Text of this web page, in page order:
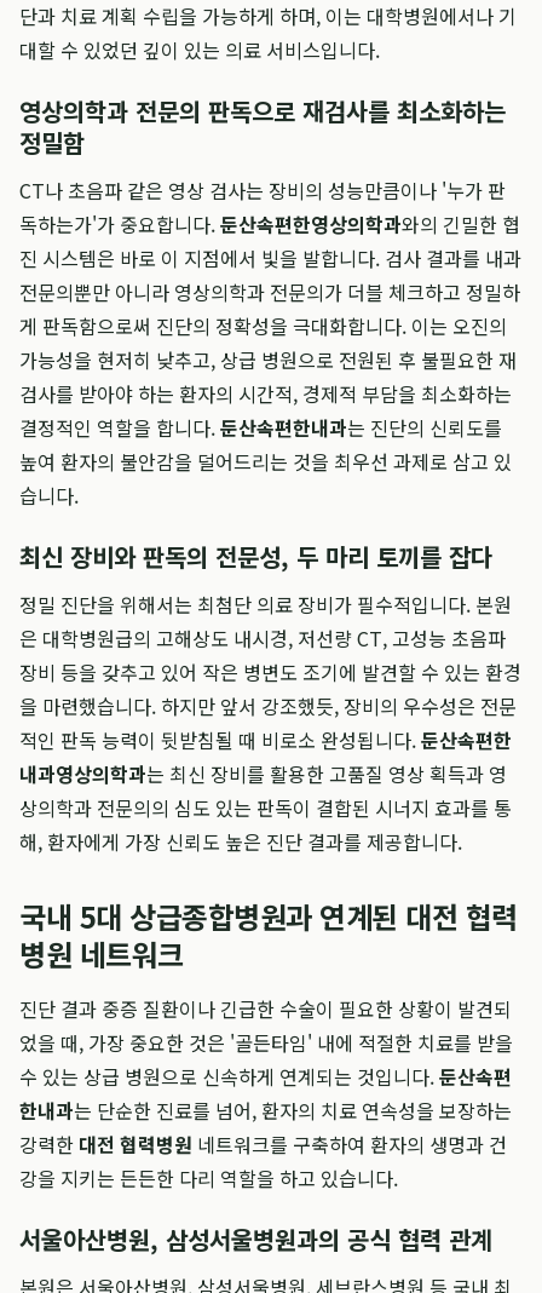
단과 치료 계획 수립을 가능하게 하며, 이는 대학병원에서나 기
대할 수 있었던 깊이 있는 의료 서비스입니다.
영상의학과 전문의 판독으로 재검사를 최소화하는
정밀함
CT나 초음파 같은 영상 검사는 장비의 성능만큼이나 '누가 판
독하는가'가 중요합니다.둔산속편한영상의학과와의 긴밀한 협
진 시스템은 바로 이 지점에서 빛을 발합니다. 검사 결과를 내과
전문의뿐만 아니라 영상의학과 전문의가 더블 체크하고 정밀하
게 판독함으로써 진단의 정확성을 극대화합니다. 이는 오진의
가능성을 현저히 낮추고, 상급 병원으로 전원된 후 불필요한 재
검사를 받아야 하는 환자의 시간적, 경제적 부담을 최소화하는
결정적인 역할을 합니다.둔산속편한내과는 진단의 신뢰도를
높여 환자의 불안감을 덜어드리는 것을 최우선 과제로 삼고 있
습니다.
최신 장비와 판독의 전문성, 두 마리 토끼를 잡다
정밀 진단을 위해서는 최첨단 의료 장비가 필수적입니다. 본원
은 대학병원급의 고해상도 내시경, 저선량 CT, 고성능 초음파
장비 등을 갖추고 있어 작은 병변도 조기에 발견할 수 있는 환경
을 마련했습니다. 하지만 앞서 강조했듯, 장비의 우수성은 전문
적인 판독 능력이 뒷받침될 때 비로소 완성됩니다.둔산속편한
내과영상의학과는 최신 장비를 활용한 고품질 영상 획득과 영
상의학과 전문의의 심도 있는 판독이 결합된 시너지 효과를 통
해, 환자에게 가장 신뢰도 높은 진단 결과를 제공합니다.
국내 5대 상급종합병원과 연계된 대전 협력
병원 네트워크
진단 결과 중증 질환이나 긴급한 수술이 필요한 상황이 발견되
었을 때, 가장 중요한 것은 '골든타임' 내에 적절한 치료를 받을
수 있는 상급 병원으로 신속하게 연계되는 것입니다.둔산속편
한내과는 단순한 진료를 넘어, 환자의 치료 연속성을 보장하는
강력한 대전 협력병원 네트워크를 구축하여 환자의 생명과 건
강을 지키는 든든한 다리 역할을 하고 있습니다.
서울아산병원, 삼성서울병원과의 공식 협력 관계
본원은 서울아산병원, 삼성서울병원, 세브란스병원 등 국내 최